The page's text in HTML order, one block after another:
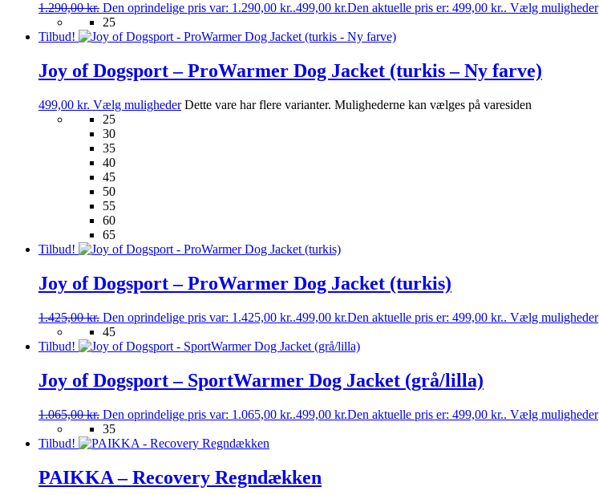
1.290,00kr. Den oprindelige pris var: 1.290,00 kr..499,00 kr.Den aktuelle pris er: 499,00 kr.. Vælg muligheder
25
Tilbud!
Joy of Dogsport – ProWarmer Dog Jacket (turkis – Ny farve)
499,00 kr. Vælg muligheder Dette vare har flere varianter. Mulighederne kan vælges på varesiden
25
30
35
40
45
50
55
60
65
Tilbud!
Joy of Dogsport – ProWarmer Dog Jacket (turkis)
1.425,00kr. Den oprindelige pris var: 1.425,00 kr..499,00 kr.Den aktuelle pris er: 499,00 kr.. Vælg muligheder
45
Tilbud!
Joy of Dogsport – SportWarmer Dog Jacket (grå/lilla)
1.065,00kr. Den oprindelige pris var: 1.065,00 kr..499,00 kr.Den aktuelle pris er: 499,00 kr.. Vælg muligheder
35
Tilbud!
PAIKKA – Recovery Regndækken